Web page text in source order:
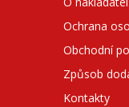
Ochrana
Obchodní
Způsob
Kontakty